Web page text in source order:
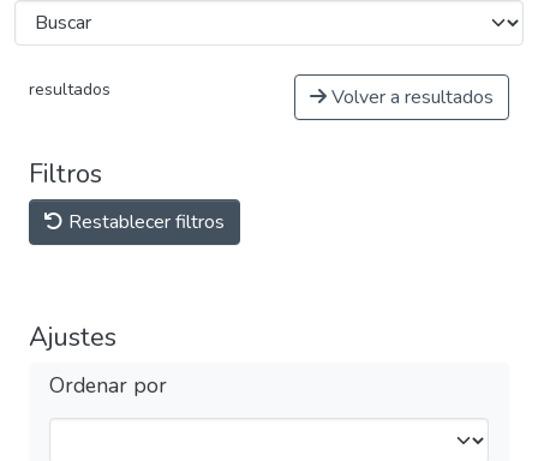
resultados Volver a resultados
Filtros
Restablecer filtros
Ajustes
Ordenar por